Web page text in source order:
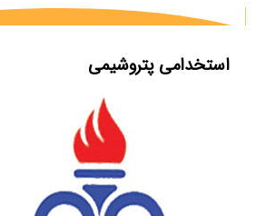
استخدامی پتروشیمی